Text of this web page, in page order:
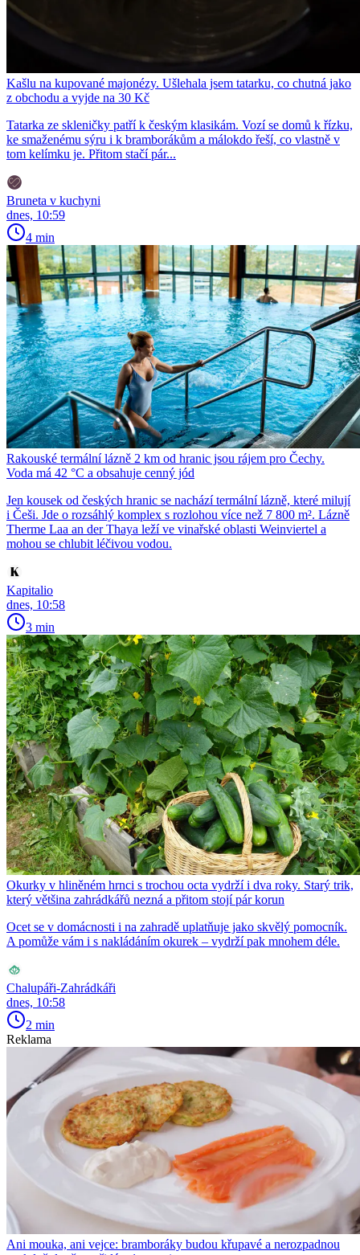
Kašlu na kupované majonézy. Ušlehala jsem tatarku, co chutná jako
z obchodu a vyjde na 30 Kč
Tatarka ze skleničky patří k českým klasikám. Vozí se domů k řízku,
ke smaženému sýru i k bramborákům a málokdo řeší, co vlastně v
tom kelímku je. Přitom stačí pár...
Bruneta v kuchyni
dnes, 10:59
4 min
Rakouské termální lázně 2 km od hranic jsou rájem pro Čechy.
Voda má 42 °C a obsahuje cenný jód
Jen kousek od českých hranic se nachází termální lázně, které milují
i Češi. Jde o rozsáhlý komplex s rozlohou více než 7 800 m². Lázně
Therme Laa an der Thaya leží ve vinařské oblasti Weinviertel a
mohou se chlubit léčivou vodou.
Kapitalio
dnes, 10:58
3 min
Okurky v hliněném hrnci s trochou octa vydrží i dva roky. Starý trik,
který většina zahrádkářů nezná a přitom stojí pár korun
Ocet se v domácnosti i na zahradě uplatňuje jako skvělý pomocník.
A pomůže vám i s nakládáním okurek – vydrží pak mnohem déle.
Chalupáři-Zahrádkáři
dnes, 10:58
2 min
Reklama
Ani mouka, ani vejce: bramboráky budou křupavé a nerozpadnou